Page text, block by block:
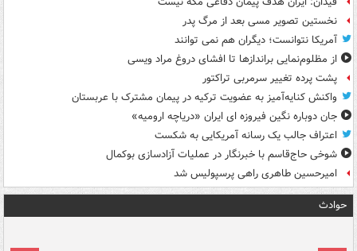
نخستین تصویر مسی بعد از مرگ پدر
آمریکا نتوانست؛ دیگران هم نمی توانند
از مظلوم‌نمایی براندازها تا افشای دروغ مراد ویسی
پشت پرده تغییر سرمربی تراکتور
واکنش کنایه‌آمیز به عضویت ترکیه در پیمان مشترک با عربستان
جان دوباره نگین فیروزه ای ایران «دریاچه ارومیه»
اعتراف جالب یک رسانه آمریکایی به شکست
شوخی حاج‌قاسم با خبرنگار در عملیات آزادسازی بوکمال
امیرحسین طاهری راهی پرسپولیس شد
حوادث